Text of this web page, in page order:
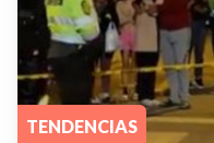
TENDENCIAS